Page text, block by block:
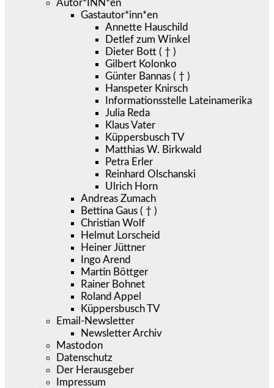
Autor*INN*en
Gastautor*inn*en
Annette Hauschild
Detlef zum Winkel
Dieter Bott ( † )
Gilbert Kolonko
Günter Bannas ( † )
Hanspeter Knirsch
Informationsstelle Lateinamerika
Julia Reda
Klaus Vater
Küppersbusch TV
Matthias W. Birkwald
Petra Erler
Reinhard Olschanski
Ulrich Horn
Andreas Zumach
Bettina Gaus ( † )
Christian Wolf
Helmut Lorscheid
Heiner Jüttner
Ingo Arend
Martin Böttger
Rainer Bohnet
Roland Appel
Küppersbusch TV
Email-Newsletter
Newsletter Archiv
Mastodon
Datenschutz
Der Herausgeber
Impressum